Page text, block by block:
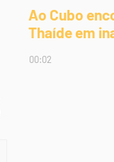
Ao Cubo
Thaíde em
00:02